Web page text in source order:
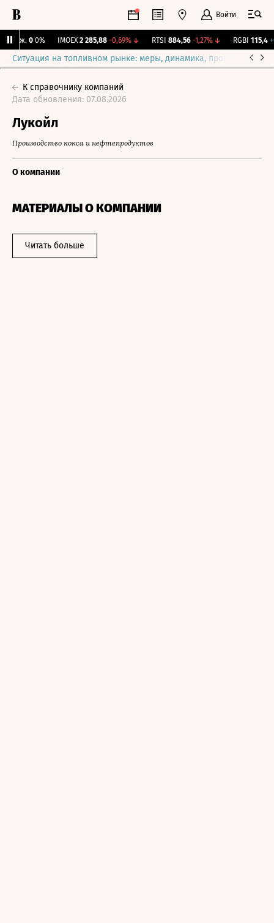
Войти
Бирж. 0 0% IMOEX 2 285,88 -0,69%↓ RTSI 884,56 -1,27%↓ RGBI 115,4
Ситуация на топливном рынке: меры, динамика, прогнозы
К справочнику компаний
Дата обновления: 07.08.2026
Лукойл
Производство кокса и нефтепродуктов
О компании
МАТЕРИАЛЫ О КОМПАНИИ
Читать больше